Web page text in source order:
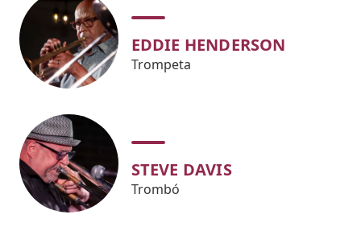
EDDIE HENDERSON
Trompeta
STEVE DAVIS
Trombó